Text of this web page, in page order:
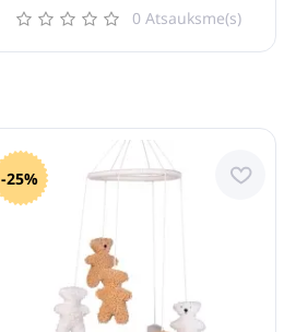
0 Atsauksme(s)
-25%